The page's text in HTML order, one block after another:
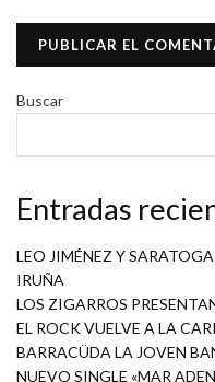
Buscar
Entradas
LEO JIMÉNEZ Y
IRUÑA
LOS ZIGARROS
EL ROCK VUELVE A LA
BARRACÜDA LA JOVEN
NUEVO SINGLE «MAR